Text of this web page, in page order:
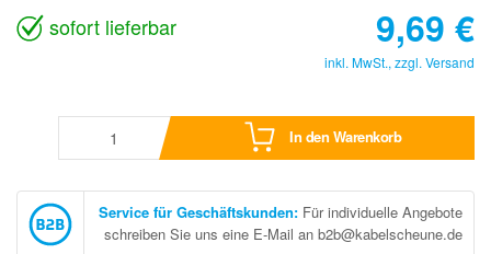
sofort lieferbar 9,69 €
inkl. MwSt., zzgl. Versand
In den Warenkorb
Service für Geschäftskunden: Für individuelle Angebote
schreiben Sie uns eine E-Mail an b2b@kabelscheune.de